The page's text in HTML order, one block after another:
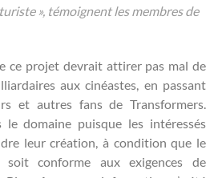
», témoignent les membres de
ce projet devrait attirer pas mal de
aux cinéastes, en passant
et autres fans de Transformers.
le domaine puisque les intéressés
leur création, à condition que le
soit conforme aux exigences de